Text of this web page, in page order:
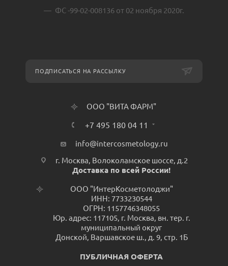
ФС -99-02-008136 от 02 ноября 2020г.
ПОДПИСАТЬСЯ НА РАССЫЛКУ
ООО "ВИТА ФАРМ"
+7 495 180 04 11
info@intercosmetology.ru
г. Москва, Волоколамское шоссе, д.2
Доставка по всей России!
ООО "ИнтерКосметолоджи"
ИНН: 7733230544
ОГРН: 1157746348055
Юр. адрес: 117105, г. Москва, вн. тер. г.
муниципальный округ
Донской, Варшавское ш., д. 9, стр. 1Б
ПУБЛИЧНАЯ ОФЕРТА